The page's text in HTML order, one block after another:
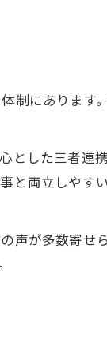
制にあります
した三者連
と両立しやす
声が多数寄せ